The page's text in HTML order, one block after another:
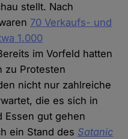
stellt. Nach
70 Verkaufs- und
1.000
im Vorfeld hatten
zu Protesten
nicht nur zahlreiche
die es sich in
Essen gut gehen
ein Stand des Satanic